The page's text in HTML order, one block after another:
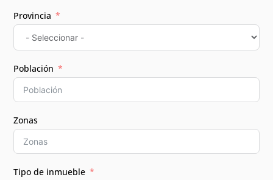
Provincia
Población
Zonas
Tipo de inmueble